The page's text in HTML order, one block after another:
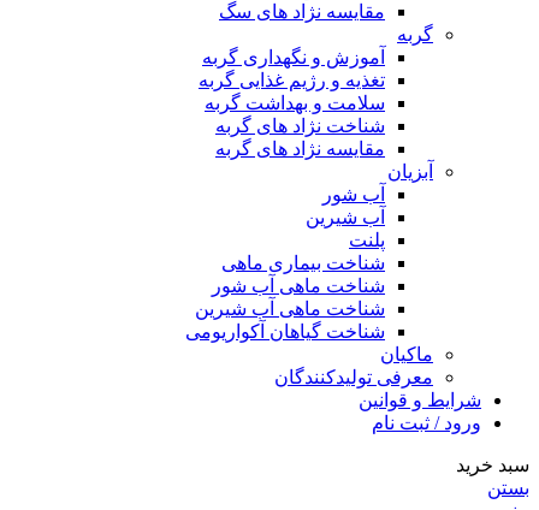
مقایسه نژاد های سگ
گربه
آموزش و نگهداری گربه
تغذیه و رژیم غذایی گربه
سلامت و بهداشت گربه
شناخت نژاد های گربه
مقایسه نژاد های گربه
آبزیان
آب شور
آب شیرین
پلنت
شناخت بیماری ماهی
شناخت ماهی آب شور
شناخت ماهی آب شیرین
شناخت گیاهان آکواریومی
ماکیان
معرفی تولیدکنندگان
شرایط و قوانین
ورود / ثبت نام
سبد خرید
بستن